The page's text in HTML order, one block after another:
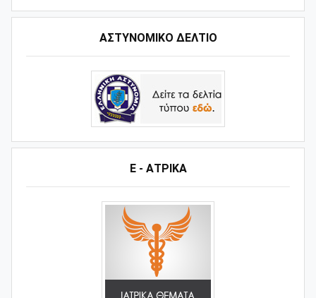
ΑΣΤΥΝΟΜΙΚΟ ΔΕΛΤΙΟ
Ε - ΑΤΡΙΚΑ